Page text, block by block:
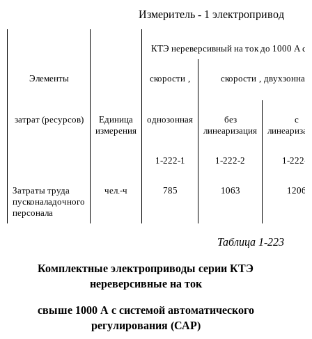
Измеритель - 1 электропривод
КТЭ нереверсивный на ток до 1000 А с
Элементы скорости скорости двухзонная
затрат (ресурсов)
Единица
измерения
однозонная
без
линеаризация
с
1-222-1 1-222-2 1-222-3
Затраты труда
пусконаладочного
персонала
чел.-ч 785 1063 1206
Таблица 1-223
Комплектные электроприводы серии КТЭ
нереверсивные на ток
свыше 1000 А с системой автоматического
регулирования (САР)